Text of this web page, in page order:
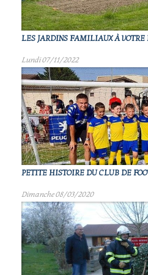
LES JARDINS FAMILIAUX À VOTRE
Lundi 07/11/2022
PETITE HISTOIRE DU CLUB DE
Dimanche 08/03/2020